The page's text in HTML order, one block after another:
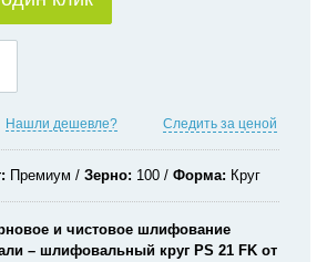
Нашли дешевле? Следить за ценой
Премиум Зерно 100 Форма Круг
и чистовое шлифование
– шлифовальный круг PS 21 FK от